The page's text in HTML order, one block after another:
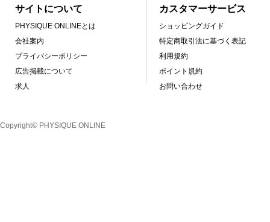
サイトについて
PHYSIQUE ONLINEとは
会社案内
プライバシーポリシー
広告掲載について
求人
カスタマーサービス
ショッピングガイド
特定商取引法に基づく表記
利用規約
ポイント規約
お問い合わせ
Copyright© PHYSIQUE ONLINE